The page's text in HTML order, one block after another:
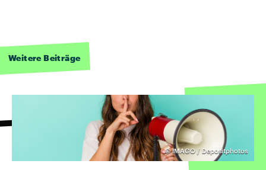
Weitere Beiträge
©IMAGO / Depositphotos